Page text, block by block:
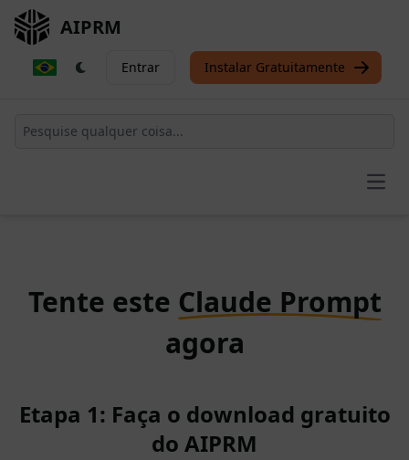
AIPRM
Entrar Instalar Gratuitamente
Tente este Claude Prompt
agora
Etapa 1: Faça o download gratuito
do AIPRM